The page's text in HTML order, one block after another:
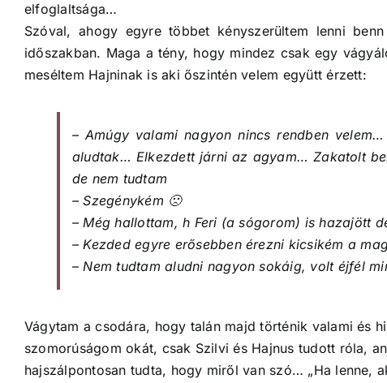
elfoglaltsága…
Szóval, ahogy egyre többet kényszerültem lenni
időszakban. Maga a tény, hogy mindez csak egy
meséltem Hajninak is aki őszintén velem együtt érzett:
– Amúgy valami nagyon nincs rendben
aludtak… Elkezdett járni az agyam… Zakatolt
de nem tudtam
– Szegénykém 🙁
– Még hallottam, h Feri (a sógorom) is hazajött
– Kezded egyre erősebben érezni kicsikém a
– Nem tudtam aludni nagyon sokáig, volt éjfél
Vágytam a csodára, hogy talán majd történik valami és
szomorúságom okát, csak Szilvi és Hajnus tudott róla,
hajszálpontosan tudta, hogy miről van szó… „Ha lenne,